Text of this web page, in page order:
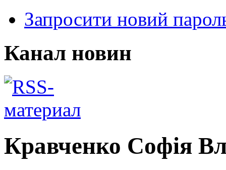
Запросити новий
Канал новин
Кравченко Софія